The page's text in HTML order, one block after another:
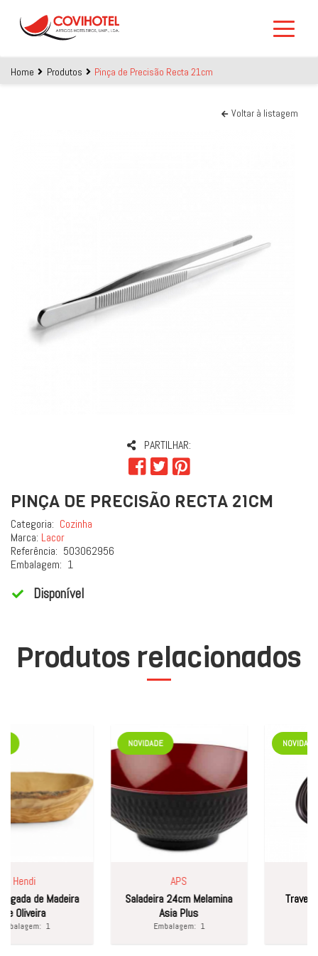
Home Produtos Pinça de Precisão Recta 21cm
Voltar à listagem
PARTILHAR:
PINÇA DE PRECISÃO RECTA 21CM
Categoria: Cozinha
Marca: Lacor
Referência: 503062956
Embalagem: 1
Disponível
Produtos relacionados
Hendi
de Madeira
Oliveira
1
NOVIDADE
APS
Saladeira 24cm Melamina
Asia Plus
Embalagem:1
NOVIDADE